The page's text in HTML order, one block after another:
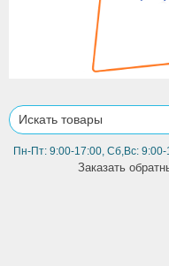
Пн-Пт: 9:00-17:00, Сб,Вс:
Заказать